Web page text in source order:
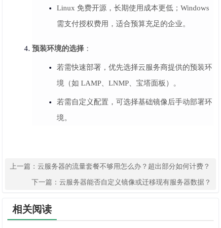
Linux 免费开源，长期使用成本更低；Windows
需支付授权费用，适合预算充足的企业。
预装环境的选择 ：
若需快速部署，优先选择云服务商提供的预装环
境（如 LAMP、LNMP、宝塔面板）。
若需自定义配置，可选择基础镜像后手动部署环
境。
上一篇：云服务器的流量套餐不够用怎么办？超出部分如何计费？
下一篇： 云服务器能否自定义镜像或迁移现有服务器数据？
相关阅读